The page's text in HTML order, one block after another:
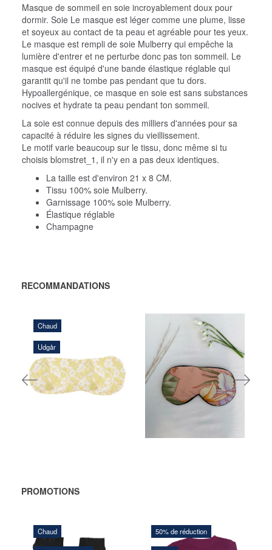
Masque de sommeil en soie incroyablement doux pour
dormir. Soie Le masque est léger comme une plume, lisse
et soyeux au contact de ta peau et agréable pour tes yeux.
Le masque est rempli de soie Mulberry qui empêche la
lumière d'entrer et ne perturbe donc pas ton sommeil. Le
masque est équipé d'une bande élastique réglable qui
garantit qu'il ne tombe pas pendant que tu dors.
Hypoallergénique, ce masque en soie est sans substances
nocives et hydrate ta peau pendant ton sommeil.
La soie est connue depuis des milliers d'années pour sa
capacité à réduire les signes du vieillissement.
Le motif varie beaucoup sur le tissu, donc même si tu
choisis blomstret_1, il n'y en a pas deux identiques.
La taille est d'environ 21 x 8 CM.
Tissu 100% soie Mulberry.
Garnissage 100% soie Mulberry.
Élastique réglable
Champagne
RECOMMANDATIONS
Chaud
Udgår
108,00 DKK 116,00 DKK
AJOUTER AU
PROMOTIONS
Chaud
48,00 DKK
50% de réduction